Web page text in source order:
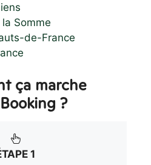
Somme
de-France
ça marche
?
1